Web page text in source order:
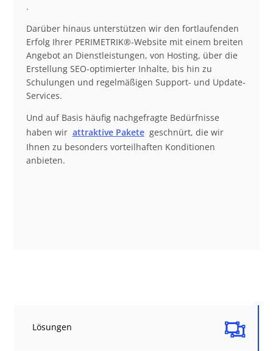
.
Darüber hinaus unterstützen wir den fortlaufenden
Erfolg Ihrer PERIMETRIK®-Website mit einem breiten
Angebot an Dienstleistungen, von Hosting, über die
Erstellung SEO-optimierter Inhalte, bis hin zu
Schulungen und regelmäßigen Support- und Update-
Services.
Und auf Basis häufig nachgefragte Bedürfnisse
haben wir attraktive Pakete geschnürt, die wir
Ihnen zu besonders vorteilhaften Konditionen
anbieten.

Lösungen